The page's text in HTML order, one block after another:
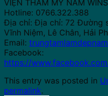
VIỆN THẨM MỸ NAM
Hotline: 0766.322.388
Địa chỉ: Địa chỉ: 72 Đường
Vĩnh Niệm, Lê Chân, Hải
Email:
Facebook:
https://
This entry was posted in
permalink.